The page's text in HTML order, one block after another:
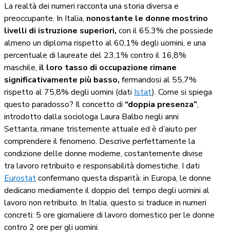
La realtà dei numeri racconta una storia diversa e
preoccupante. In Italia, nonostante le donne mostrino
livelli di istruzione superiori, con il 65,3% che possiede
almeno un diploma rispetto al 60,1% degli uomini, e una
percentuale di laureate del 23,1% contro il 16,8%
maschile, il loro tasso di occupazione rimane
significativamente più basso, fermandosi al 55,7%
rispetto al 75,8% degli uomini (dati Istat). Come si spiega
questo paradosso? Il concetto di “doppia presenza”,
introdotto dalla sociologa Laura Balbo negli anni
Settanta, rimane tristemente attuale ed è d’aiuto per
comprendere il fenomeno. Descrive perfettamente la
condizione delle donne moderne, costantemente divise
tra lavoro retribuito e responsabilità domestiche. I dati
Eurostatconfermano questa disparità: in Europa, le donne
dedicano mediamente il doppio del tempo degli uomini al
lavoro non retribuito. In Italia, questo si traduce in numeri
concreti: 5 ore giornaliere di lavoro domestico per le donne
contro 2 ore per gli uomini.